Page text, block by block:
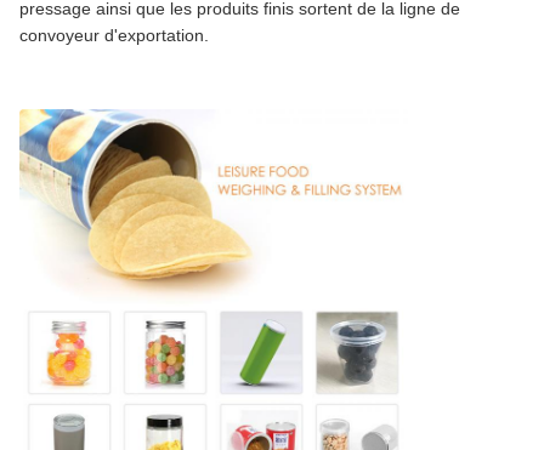
pressage ainsi que les produits finis sortent de la ligne de
convoyeur d'exportation.